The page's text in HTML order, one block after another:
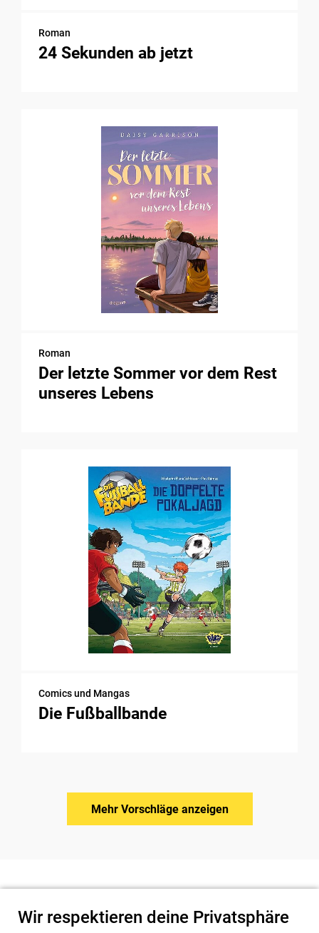
Roman
24 Sekunden ab jetzt
Roman
Der letzte Sommer vor dem Rest
unseres Lebens
Comics und Mangas
Die Fußballbande
Mehr Vorschläge anzeigen
Wir respektieren deine Privatsphäre